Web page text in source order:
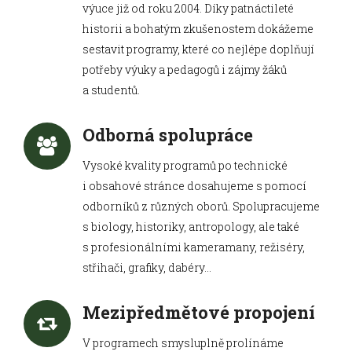
výuce již od roku 2004. Díky patnáctileté
historii a bohatým zkušenostem dokážeme
sestavit programy, které co nejlépe doplňují
potřeby výuky a pedagogů i zájmy žáků
a studentů.
Odborná spolupráce
Vysoké kvality programů po technické
i obsahové stránce dosahujeme s pomocí
odborníků z různých oborů. Spolupracujeme
s biology, historiky, antropology, ale také
s profesionálními kameramany, režiséry,
střihači, grafiky, dabéry…
Mezipředmětové propojení
V programech smysluplně prolínáme